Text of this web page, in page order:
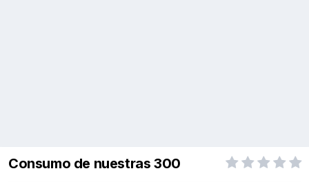
Consumo de nuestras 300